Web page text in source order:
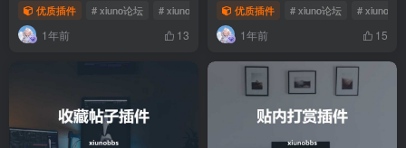
优质插件 # xiuno论坛 # xiuno插件
1年前 13
优质插件 # xiuno论坛 # xiuno插
1年前 15